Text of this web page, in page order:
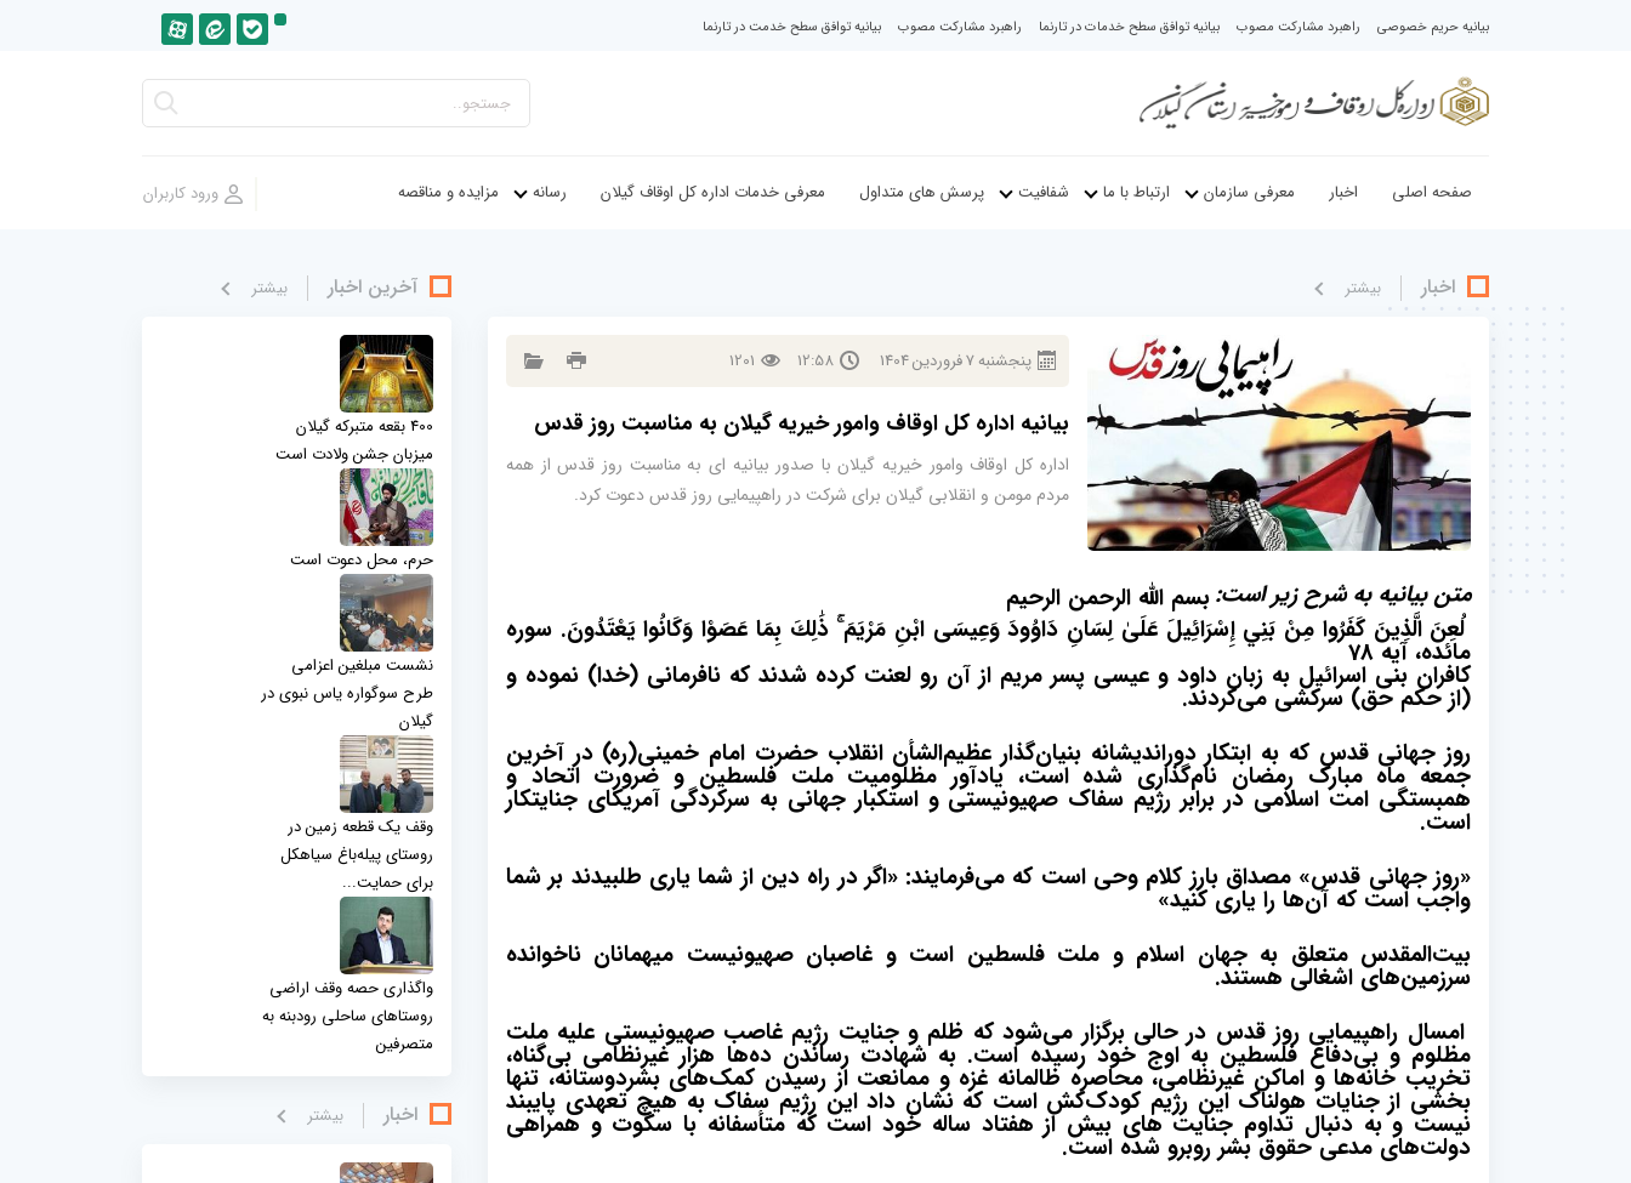
بیانیه حریم خصوصی راهبرد مشارکت مصوب بیانیه توافق سطح خدمات در تارنما راهبرد مشارکت مصوب بیانیه توافق سطح خدمت در تارنما
صفحه اصلی اخبار معرفی سازمان ارتباط با ما شفافیت پرسش های متداول معرفی خدمات اداره کل اوقاف گیلان رسانه مزایده و مناقصه
اخبار بيشتر
پنجشنبه7فروردين1404
12:58
1201
بیانیه اداره کل اوقاف وامور خیریه گیلان به مناسبت روز قدس
اداره کل اوقاف وامور خیریه گیلان با صدور بیانیه ای به مناسبت روز قدس از همه
مردم مومن و انقلابی گیلان برای شرکت در راهپیمایی روز قدس دعوت کرد.
متن بیانیه به شرح زیر است:بسم الله الرحمن الرحیم
لُعِنَ الَّذِينَ كَفَرُوا مِنْ بَنِي إِسْرَائِيلَ عَلَى لِسَانِ دَاوُودَ وَعِيسَى ابْنِ مَرْيَمَ ذَلِكَ بِمَا عَصَوْا وَكَانُوا يَعْتَدُونَ. سوره
مائده، آیه 78
کافران بنی اسرائیل به زبان داود و عیسی پسر مریم از آن رو لعنت کرده شدند که نافرمانی (خدا) نموده و
(از حکم حق) سرکشی می‌کردند.
روز جهانی قدس که به ابتکار دوراندیشانه بنیان‌گذار عظیم‌الشأن انقلاب حضرت امام خمینی(ره) در آخرین
جمعه ماه مبارک رمضان نام‌گذاری شده است، یادآور مظلومیت ملت فلسطین و ضرورت اتحاد و
همبستگی امت اسلامی در برابر رژیم سفاک صهیونیستی و استکبار جهانی به سرکردگی آمریکای جنایتکار
است.
«روز جهانی قدس» مصداق بارز کلام وحی است که می‌فرمایند: «اگر در راه دین از شما یاری طلبیدند بر شما
واجب است که آن‌ها را یاری کنید»
بیت‌المقدس متعلق به جهان اسلام و ملت فلسطین است و غاصبان صهیونیست میهمانان ناخوانده
سرزمین‌های اشغالی هستند.
امسال راهپیمایی روز قدس در حالی برگزار می‌شود که ظلم و جنایت رژیم غاصب صهیونیستی علیه ملت
مظلوم و بی‌دفاع فلسطین به اوج خود رسیده است. به شهادت رساندن ده‌ها هزار غیرنظامی بی‌گناه،
تخریب خانه‌ها و اماکن غیرنظامی، محاصره ظالمانه غزه و ممانعت از رسیدن کمک‌های بشردوستانه، تنها
بخشی از جنایات هولناک این رژیم کودک‌کش است که نشان داد این رژیم سفاک به هیچ تعهدی پایبند
نیست و به دنبال تداوم جنایت های بیش از هفتاد ساله خود است که متأسفانه با سکوت و همراهی
دولت‌های مدعی حقوق بشر روبرو شده است.
آخرین اخبار بيشتر
400 بقعه متبرکه گیلان
میزبان جشن ولادت است
حرم، محل دعوت است
نشست مبلغین اعزامی
طرح سوگواره یاس نبوی در
گیلان
وقف یک قطعه زمین در
روستای پیله‌باغ سیاهکل
برای حمایت...
واگذاری حصه وقف اراضی
روستاهای ساحلی رودبنه به
متصرفین
اخبار بيشتر